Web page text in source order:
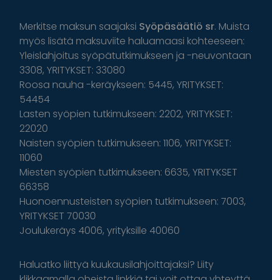
Merkitse maksun saajaksi Syöpäsäätiö sr. Muista
myös lisätä maksuviite haluamaasi kohteeseen:
Yleislahjoitus syöpätutkimukseen ja -neuvontaan
3308, YRITYKSET: 33080
Roosa nauha -keräykseen: 5445, YRITYKSET:
54454
Lasten syöpien tutkimukseen: 2202, YRITYKSET:
22020
Naisten syöpien tutkimukseen: 1106, YRITYKSET:
11060
Miesten syöpien tutkimukseen: 6635, YRITYKSET
66358
Huonoennusteisten syöpien tutkimukseen: 7003,
YRITYKSET 70030
Joulukeräys 4006, yrityksille 40060
Haluatko liittyä kuukausilahjoittajaksi? Liity